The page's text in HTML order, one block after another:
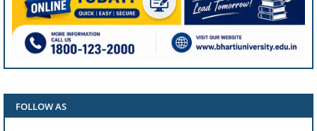
FOLLOW AS